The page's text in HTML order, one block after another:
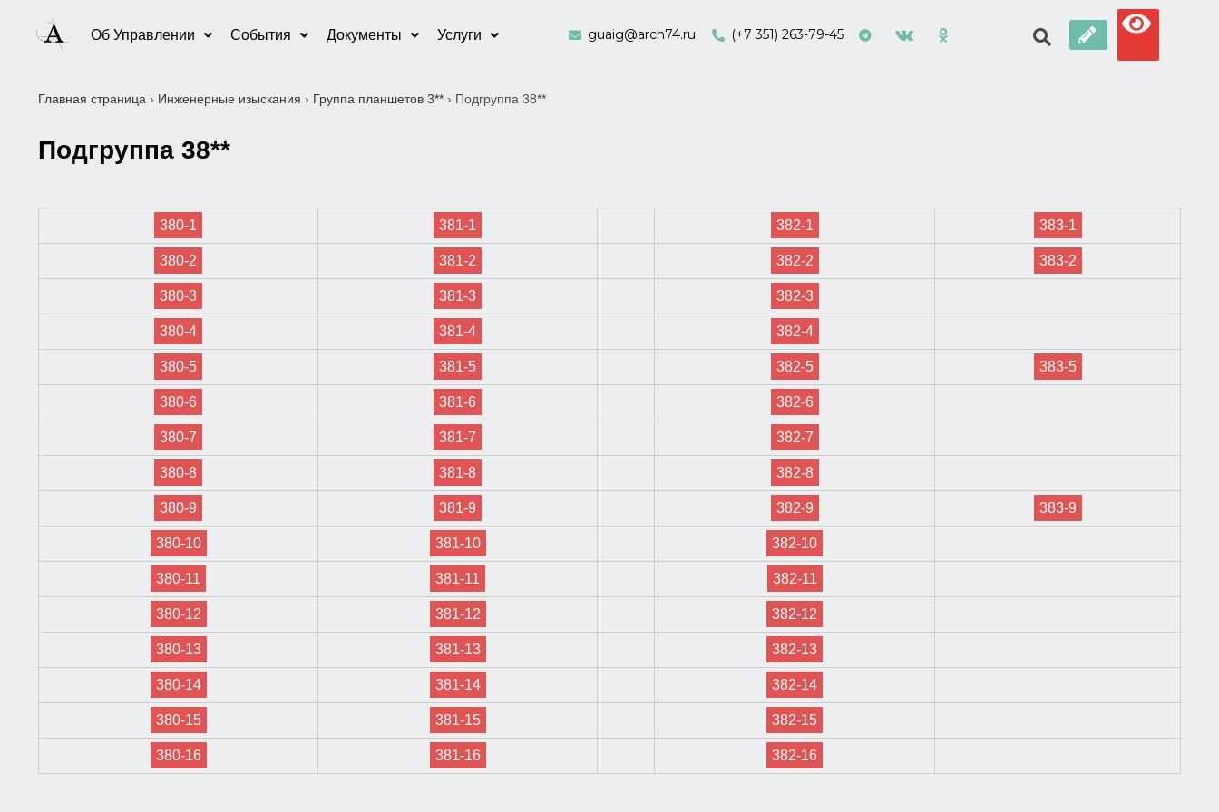
Об Управлении События Документы Услуги guaig@arch74.ru (+7 351) 263-79-45
Главная страница › Инженерные изыскания › Группа планшетов 3** › Подгруппа 38**
Подгруппа 38**
380-1 381-1 382-1 383-1
380-2 381-2 382-2 383-2
380-3 381-3 382-3
380-4 381-4 382-4
380-5 381-5 382-5 383-5
380-6 381-6 382-6
380-7 381-7 382-7
380-8 381-8 382-8
380-9 381-9 382-9 383-9
380-10 381-10 382-10
380-11 381-11 382-11
380-12 381-12 382-12
380-13 381-13 382-13
380-14 381-14 382-14
380-15 381-15 382-15
380-16 381-16 382-16